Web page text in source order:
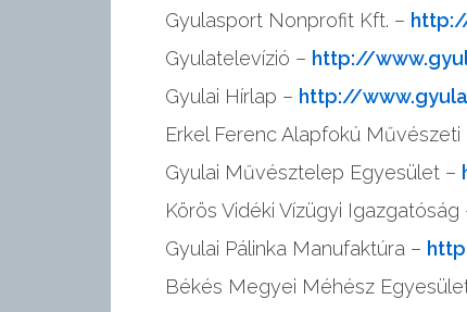
Gyulasport Nonprofit Kft. –
Gyulatelevízió – http://
Gyulai Hírlap – http://
Erkel Ferenc Alapfokú Művészeti
Gyulai Művésztelep Egyesület –
Körös Vidéki Vízügyi Igazgatóság
Gyulai Pálinka Manufaktúra –
Békés Megyei Méhész